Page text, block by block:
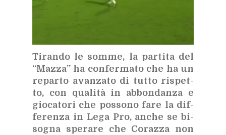
Ti­ran­do le som­me, la par­ti­ta del
“Maz­za” ha con­fer­ma­to che ha un
re­par­to avan­za­to di tut­to ri­spet­
to, con qua­li­tà in ab­bon­dan­za e
gio­ca­to­ri che pos­so­no fare la dif­
fe­ren­za in Lega Pro, an­che se bi­
so­gna spe­ra­re che Co­raz­za non